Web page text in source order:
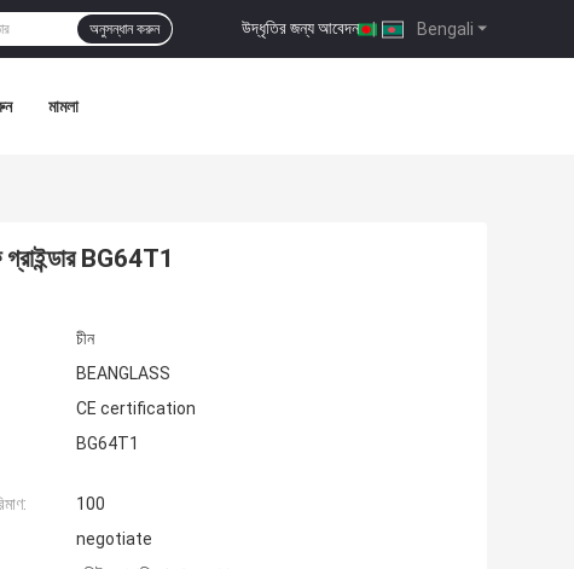
Bengali
উদ্ধৃতির জন্য আবেদন |
অনুসন্ধান করুন
মামলা
গ্রাইন্ডার BG64T1
চীন
BEANGLASS
CE certification
BG64T1
100
negotiate